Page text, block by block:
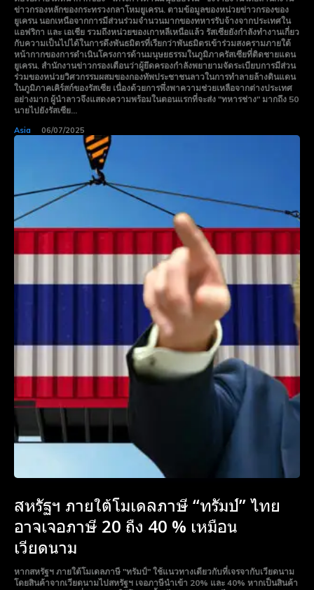
ข่าวกรองหลักของกระทรวงกลาโหมยูเครน. ตามข้อมูลของหน่วยข่าวกรองของ
ยูเครน นอกเหนือจากการมีส่วนร่วมจำนวนมากของทหารรับจ้างจากประเทศใน
แอฟริกา และ เอเชีย รวมถึงหน่วยของเกาหลีเหนือแล้ว รัสเซียยังกำลังทำงานเกี่ยว
กับความเป็นไปได้ในการดึงพันธมิตรที่เรียกว่าพันธมิตรเข้าร่วมสงครามภายใต้
หน้ากากของการดำเนินโครงการด้านมนุษยธรรมในภูมิภาครัสเซียที่ติดชายแดน
ยูเครน. สำนักงานข่าวกรองเตือนว่าผู้ยึดครองกำลังพยายามจัดระเบียบการมีส่วน
ร่วมของหน่วยวิศวกรรมผสมของกองทัพประชาชนลาวในการทำลายล้างดินแดน
ในภูมิภาคเคิร์สก์ของรัสเซีย เนื่องด้วยการพึ่งพาความช่วยเหลือจากต่างประเทศ
อย่างมาก ผู้นำลาวจึงแสดงความพร้อมในตอนแรกที่จะส่ง "ทหารช่าง" มากถึง 50
นายไปยังรัสเซีย...
Asia 06/07/2025
สหรัฐฯ ภายใต้โมเดลภาษี “ทรัมป์” ไทย
อาจเจอภาษี 20 ถืง 40 % เหมือน
เวียดนาม
หากสหรัฐฯ ภายใต้โมเดลภาษี "ทรัมป์" ใช้แนวทางเดียวกับที่เจรจากับเวียดนาม
โดยสินค้าจากเวียดนามไปสหรัฐฯ เจอภาษีนำเข้า 20% และ 40% หากเป็นสินค้า